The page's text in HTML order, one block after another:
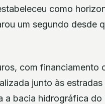
como
um segundo desde
com financiamento
junto às
a bacia hidrográfica